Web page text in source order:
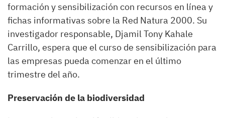
formación y sensibilización con recursos en línea y
fichas informativas sobre la Red Natura 2000. Su
investigador responsable, Djamil Tony Kahale
Carrillo, espera que el curso de sensibilización para
las empresas pueda comenzar en el último
trimestre del año.
Preservación de la biodiversidad